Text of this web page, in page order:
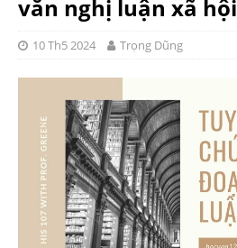
văn nghị luận xã hội
10 Th5 2024 Trọng Dũng